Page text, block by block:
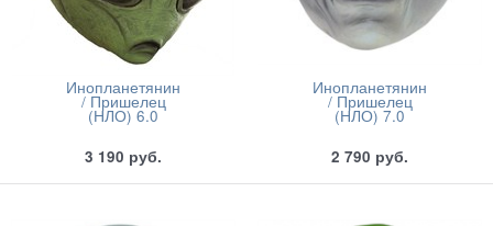
Инопланетянин
/ Пришелец
(НЛО) 6.0
3 190 руб.
Инопланетянин
/ Пришелец
(НЛО) 7.0
2 790 руб.